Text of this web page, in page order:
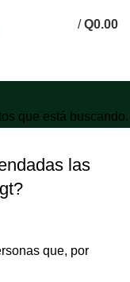
/ Q0.00
las
que, por
que está buscando.